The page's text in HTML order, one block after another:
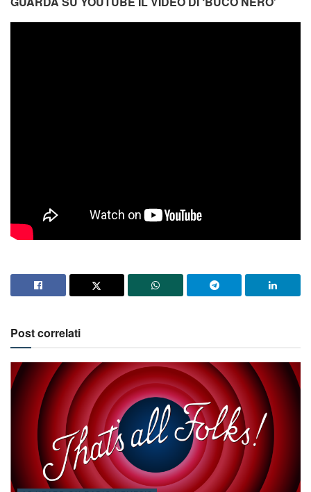
Post correlati